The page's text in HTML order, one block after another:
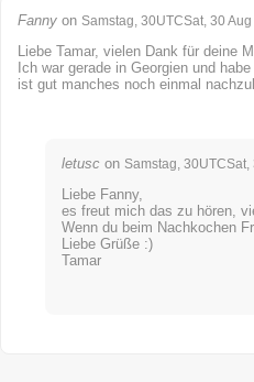
Fanny on Samstag, 30UTCSat, 30
Liebe Tamar, vielen Dank für deine
Ich war gerade in Georgien und
ist gut manches noch einmal
letusc on Samstag,
Liebe Fanny,
es freut mich das zu hören,
Wenn du beim Nachkochen
Liebe Grüße :)
Tamar